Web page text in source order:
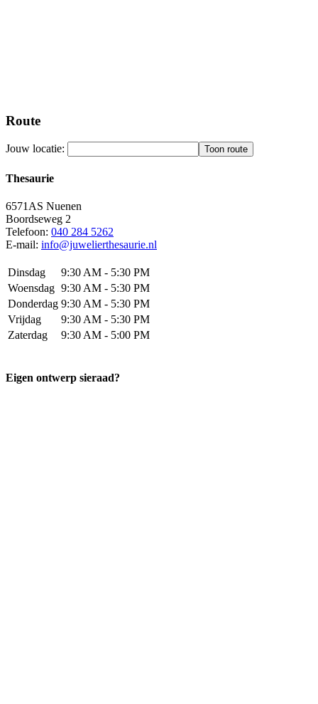
Route
Jouw locatie:
Thesaurie
6571AS Nuenen
Boordseweg 2
Telefoon: 040 284 5262
E-mail: info@juwelierthesaurie.nl
Dinsdag
9:30 AM - 5:30 PM
Woensdag 9:30 AM - 5:30 PM
Donderdag 9:30 AM - 5:30 PM
Vrijdag
9:30 AM - 5:30 PM
Zaterdag
9:30 AM - 5:00 PM
Eigen ontwerp sieraad?